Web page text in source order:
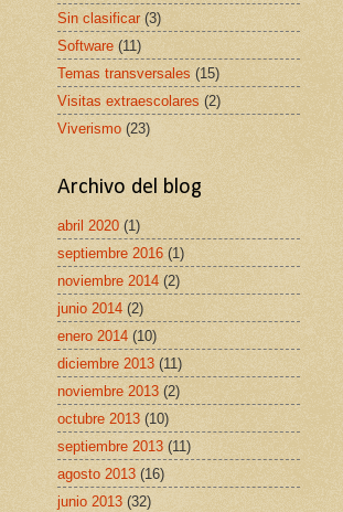
Sin clasificar (3)
Software (11)
Temas transversales (15)
Visitas extraescolares (2)
Viverismo (23)
Archivo del blog
abril 2020 (1)
septiembre 2016 (1)
noviembre 2014 (2)
junio 2014 (2)
enero 2014 (10)
diciembre 2013 (11)
noviembre 2013 (2)
octubre 2013 (10)
septiembre 2013 (11)
agosto 2013 (16)
junio 2013 (32)